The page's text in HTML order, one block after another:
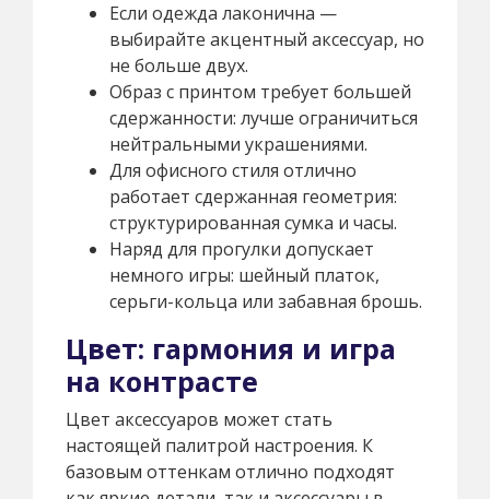
Если одежда лаконична —
выбирайте акцентный аксессуар, но
не больше двух.
Образ с принтом требует большей
сдержанности: лучше ограничиться
нейтральными украшениями.
Для офисного стиля отлично
работает сдержанная геометрия:
структурированная сумка и часы.
Наряд для прогулки допускает
немного игры: шейный платок,
серьги-кольца или забавная брошь.
Цвет: гармония и игра
на контрасте
Цвет аксессуаров может стать
настоящей палитрой настроения. К
базовым оттенкам отлично подходят